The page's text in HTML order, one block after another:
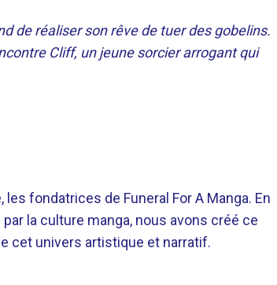
de réaliser son rêve de tuer des gobelins.
Cliff, un jeune sorcier arrogant qui
fondatrices de Funeral For A Manga. En
la culture manga, nous avons créé ce
cet univers artistique et narratif.